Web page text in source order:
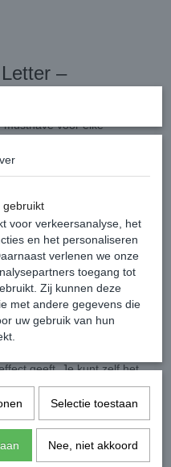
–
musthave voor elke
van 9 x 9 cm zijn volledig te
kindje, in een mooi
op een plankje, kast of
waar ouders écht blij
menu bij 'Aantal' het
naam ***
een persoonlijke
op een apart houten blok
geeft. Je kunt zelf het
bovenaan de pagina. De
kleur, inclusief de populaire
gerust contact met ons op —
gebruikt
voor verkeersanalyse, het
en het personaliseren
verlenen we onze
toegang tot
Zij kunnen deze
met andere gegevens die
uw gebruik van hun
Selectie toestaan
Nee, niet akkoord